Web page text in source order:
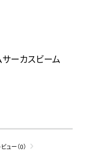
ーカスビーム
ュー（0）